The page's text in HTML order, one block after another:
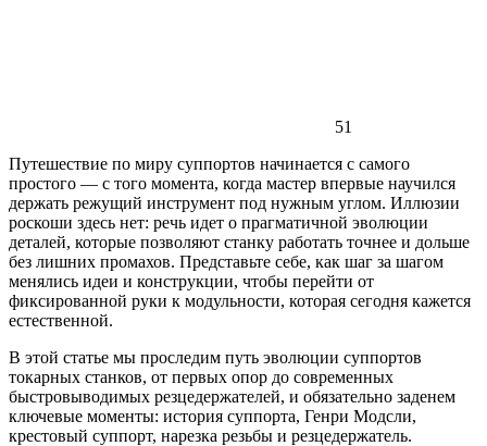
51
Путешествие по миру суппортов начинается с самого
простого — с того момента, когда мастер впервые научился
держать режущий инструмент под нужным углом. Иллюзии
роскоши здесь нет: речь идет о прагматичной эволюции
деталей, которые позволяют станку работать точнее и дольше
без лишних промахов. Представьте себе, как шаг за шагом
менялись идеи и конструкции, чтобы перейти от
фиксированной руки к модульности, которая сегодня кажется
естественной.
В этой статье мы проследим путь эволюции суппортов
токарных станков, от первых опор до современных
быстровыводимых резцедержателей, и обязательно заденем
ключевые моменты: история суппорта, Генри Модсли,
крестовый суппорт, нарезка резьбы и резцедержатель.